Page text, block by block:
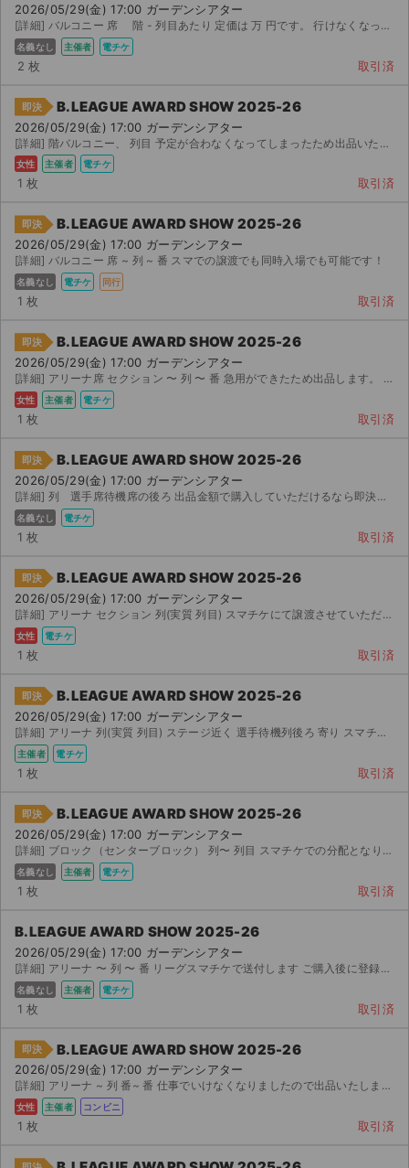
特定商取引法に基づく表記
公演登録依頼
不正転売禁止法について
チケットジャムの取り組み
音楽情報
2026/05/29(金) 17:00 ガーデンシアター
[詳細] バルコニー 席 階 - 列目あたり 定価は 万 円です。 行けなくなってしまっ...
名義なし 主催者 電チケ
2 枚 取引済
即決 B.LEAGUE AWARD SHOW 2025-26
2026/05/29(金) 17:00 ガーデンシアター
[詳細] 階バルコニー、 列目 予定が合わなくなってしまったため出品いたします。 とても行きたかった...
女性 主催者 電チケ
1 枚 取引済
即決 B.LEAGUE AWARD SHOW 2025-26
2026/05/29(金) 17:00 ガーデンシアター
[詳細] バルコニー 席 ~ 列 ~ 番 スマでの譲渡でも同時入場でも可能です！
名義なし 電チケ 同行
1 枚 取引済
即決 B.LEAGUE AWARD SHOW 2025-26
2026/05/29(金) 17:00 ガーデンシアター
[詳細] アリーナ席 セクション 〜 列 〜 番 急用ができたため出品します。 リーグスマホチ...
女性 主催者 電チケ
1 枚 取引済
即決 B.LEAGUE AWARD SHOW 2025-26
2026/05/29(金) 17:00 ガーデンシアター
[詳細] 列 選手席待機席の後ろ 出品金額で購入していただけるなら即決お願いします
名義なし 電チケ
1 枚 取引済
即決 B.LEAGUE AWARD SHOW 2025-26
2026/05/29(金) 17:00 ガーデンシアター
[詳細] アリーナ セクション 列(実質 列目) スマチケにて譲渡させていただきます。 ご購入後に...
女性 電チケ
1 枚 取引済
即決 B.LEAGUE AWARD SHOW 2025-26
2026/05/29(金) 17:00 ガーデンシアター
[詳細] アリーナ 列(実質 列目) ステージ近く 選手待機列後ろ 寄り スマチケより譲渡します。...
主催者 電チケ
1 枚 取引済
即決 B.LEAGUE AWARD SHOW 2025-26
2026/05/29(金) 17:00 ガーデンシアター
[詳細] ブロック（センターブロック） 列〜 列目 スマチケでの分配となります 列目が最前列となりま...
名義なし 主催者 電チケ
1 枚 取引済
B.LEAGUE AWARD SHOW 2025-26
2026/05/29(金) 17:00 ガーデンシアター
[詳細] アリーナ 〜 列 〜 番 リーグスマチケで送付します ご購入後に登録の氏名、メール...
名義なし 主催者 電チケ
1 枚 取引済
即決 B.LEAGUE AWARD SHOW 2025-26
2026/05/29(金) 17:00 ガーデンシアター
[詳細] アリーナ ~ 列 番~ 番 仕事でいけなくなりましたので出品いたします。 チケ...
女性 主催者 コンビニ
1 枚 取引済